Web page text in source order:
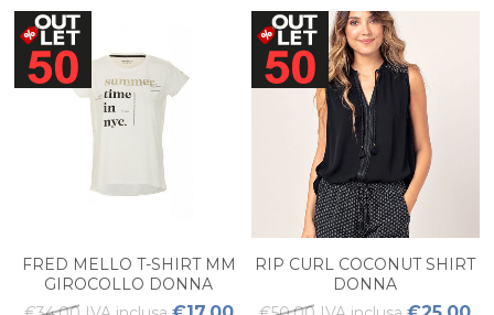
FRED MELLO T-SHIRT MM
GIROCOLLO DONNA
RIP CURL COCONUT SHIRT
DONNA